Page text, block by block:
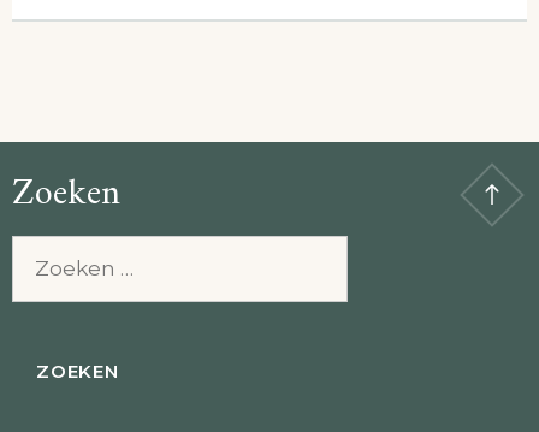
Zoeken